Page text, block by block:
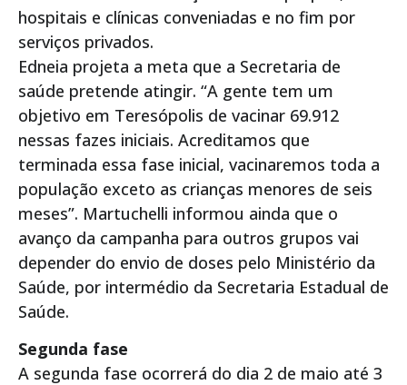
hospitais e clínicas conveniadas e no fim por
serviços privados.
Edneia projeta a meta que a Secretaria de
saúde pretende atingir. “A gente tem um
objetivo em Teresópolis de vacinar 69.912
nessas fazes iniciais. Acreditamos que
terminada essa fase inicial, vacinaremos toda a
população exceto as crianças menores de seis
meses”. Martuchelli informou ainda que o
avanço da campanha para outros grupos vai
depender do envio de doses pelo Ministério da
Saúde, por intermédio da Secretaria Estadual de
Saúde.
Segunda fase
A segunda fase ocorrerá do dia 2 de maio até 3